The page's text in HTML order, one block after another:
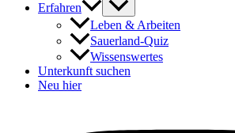
Erfahren
Leben & Arbeiten
Sauerland-Quiz
Wissenswertes
Unterkunft suchen
Neu hier